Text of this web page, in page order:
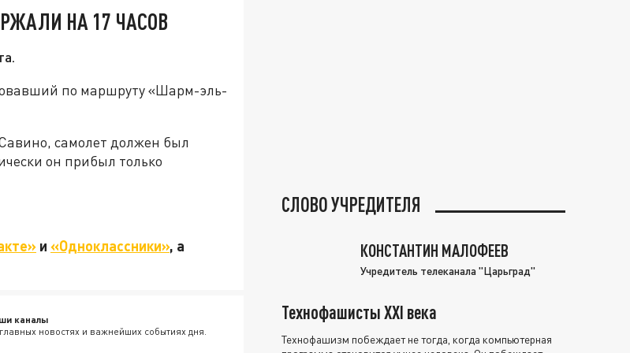
НА 17 ЧАСОВ
по маршруту «Шарм-эль-
самолет должен был
он прибыл только
и «Одноклассники», а
каналы
новостях и важнейших событиях дня.
СЛОВО УЧРЕДИТЕЛЯ
КОНСТАНТИН МАЛОФЕЕВ
Учредитель телеканала "Царьград"
Технофашисты XXI века
Технофашизм побеждает не тогда, когда компьютерная